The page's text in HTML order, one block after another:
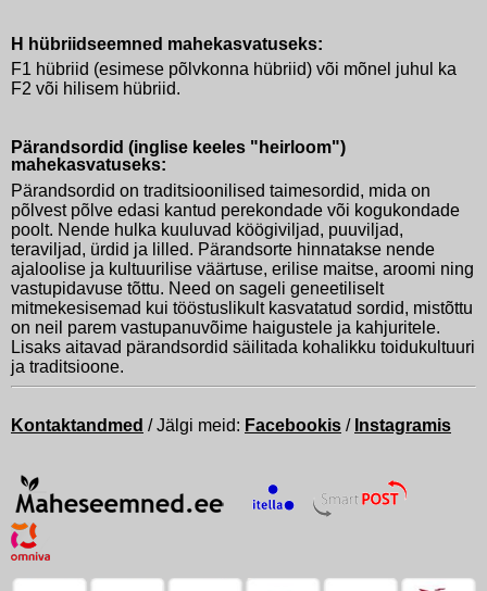
H hübriidseemned mahekasvatuseks:
F1 hübriid (esimese põlvkonna hübriid) või mõnel juhul ka
F2 või hilisem hübriid.
Pärandsordid (inglise keeles "heirloom")
mahekasvatuseks:
Pärandsordid on traditsioonilised taimesordid, mida on
põlvest põlve edasi kantud perekondade või kogukondade
poolt. Nende hulka kuuluvad köögiviljad, puuviljad,
teraviljad, ürdid ja lilled. Pärandsorte hinnatakse nende
ajaloolise ja kultuurilise väärtuse, erilise maitse, aroomi ning
vastupidavuse tõttu. Need on sageli geneetiliselt
mitmekesisemad kui tööstuslikult kasvatatud sordid, mistõttu
on neil parem vastupanuvõime haigustele ja kahjuritele.
Lisaks aitavad pärandsordid säilitada kohalikku toidukultuuri
ja traditsioone.
Kontaktandmed / Jälgi meid: Facebookis / Instagramis